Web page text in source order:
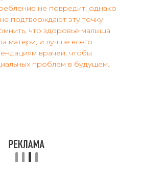
не повредит, однако
подтверждают эту точку
что здоровье малыша
матери, и лучше всего
врачей, чтобы
проблем в будущем.